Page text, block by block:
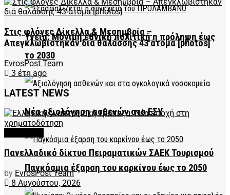
Υγεία: Μόνιμη εθνική πολιτική η πρόληψη έως
το 2030
Νέα αξιολόγηση ασθενών στο ΕΣΥ
Παγκόσμια έξαρση του καρκίνου έως το 2050
Στις φλόγες Δίκελλα & Μεσημβρία –
Απεγκλωβίστηκαν διά θαλάσσης 43 άτομα [photos]
EvrosPost Team
3 έτη ago
LATEST NEWS
Πανελλαδικό δίκτυο Πειραματικών ΣΑΕΚ Τουρισμού
by EvrosPost Team
8 Αυγούστου, 2026